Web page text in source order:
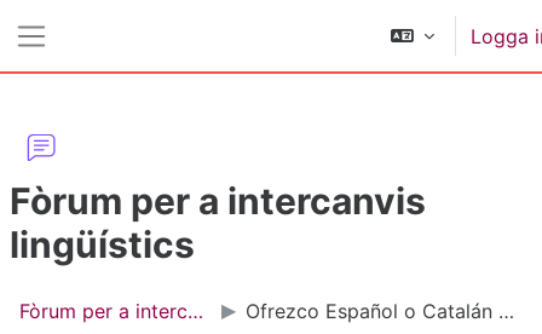
Logga
Fòrum per a intercanvis
lingüístics
Fòrum per a intercanvis lingüístics Ofrezco Español o Catalán a cambio de Ucraniano